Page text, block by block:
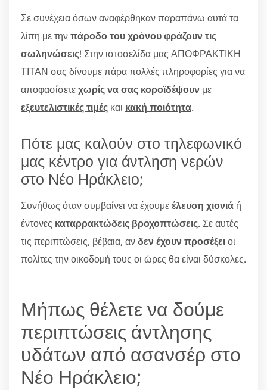
Σε συνέχεια όσων αναφέρθηκαν παραπάνω αυτά τα
λίπη με τηνπάροδο του χρόνου φράζουν τις
σωληνώσεις! Στην ιστοσελίδα μας ΑΠΟΦΡΑΚΤΙΚΗ
ΤΙΤΑΝ σας δίνουμε πάρα πολλές πληροφορίες για να
αποφασίσετεχωρίς να σας κοροϊδέψουν με
εξευτελιστικές τιμές και κακή ποιότητα.
Πότε μας καλούν στο τηλεφωνικό
μας κέντρο για άντληση νερών
στο Νέο Ηράκλειο;
Συνήθως όταν συμβαίνει να έχουμεέλευση χιονιά ή
έντονες καταρρακτώδεις βροχοπτώσεις. Σε αυτές
τις περιπτώσεις, βέβαια, ανδεν έχουν προσέξειοι
πολίτες την οικοδομή τους οι ώρες θα είναι δύσκολες.
Μήπως θέλετε να δούμε
περιπτώσεις άντλησης
υδάτων από ασανσέρ στο
Νέο Ηράκλειο;